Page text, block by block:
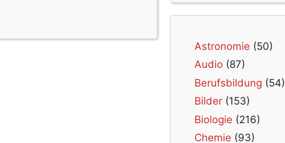
Astronomie (50)
Audio (87)
Berufsbildung (54)
Bilder (153)
Biologie (216)
Chemie (93)